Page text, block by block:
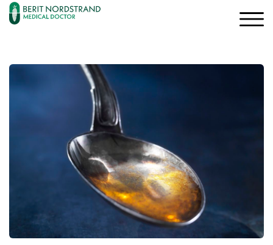
Søk ×
Oppskrifter
Artikler
Kurs og Foredrag
Bøker
×